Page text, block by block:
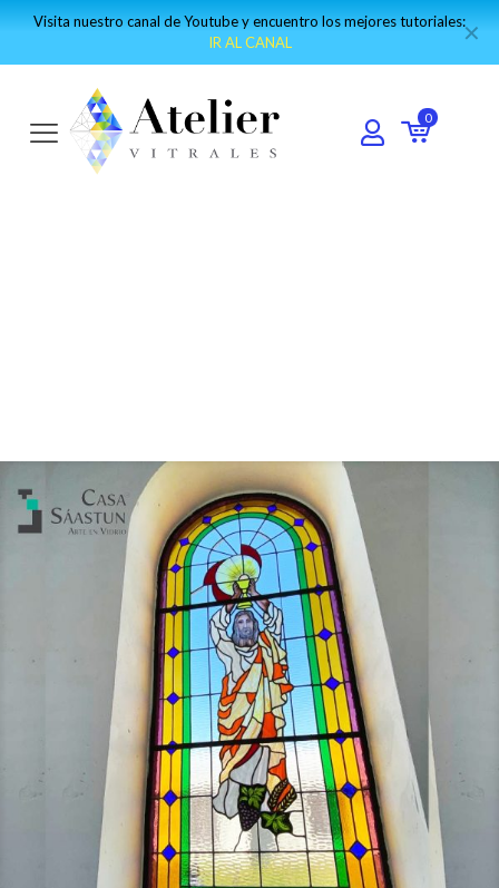
Forma parte de nuestra comunidad mundial de vitralistas:Únete al
grupo de WhatsApp
✕
0